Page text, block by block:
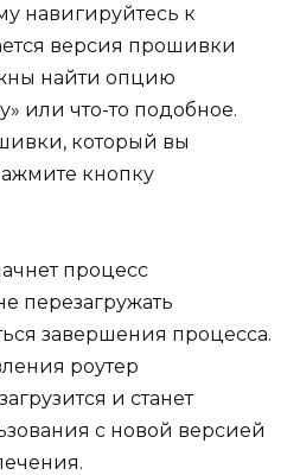
навигируйтесь к
версия прошивки
найти опцию
или что-то подобное.
который вы
кнопку
процесс
перезагружать
завершения процесса.
роутер
и станет
с новой версией